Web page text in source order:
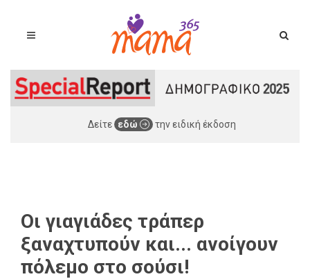
Δείτε εδώ την ειδική έκδοση
Οι γιαγιάδες τράπερ
ξαναχτυπούν και... ανοίγουν
πόλεμο στο σούσι!